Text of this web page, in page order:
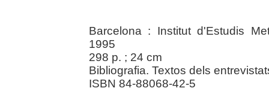
Barcelona : Institut d'Estudis
1995
298 p. ; 24 cm
Bibliografia. Textos dels
ISBN 84-88068-42-5